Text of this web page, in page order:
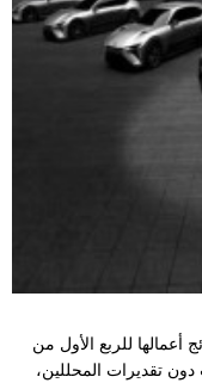
للربع الأول من
تقديرات المحللين،